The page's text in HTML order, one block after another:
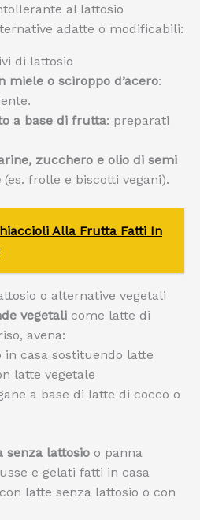
al lattosio
adatte o modificabili:
di lattosio
miele o sciroppo d’acero:
a base di frutta: preparati
zucchero e olio di semi
(es. frolle e biscotti vegani).
Alla Frutta Fatti In
o alternative vegetali
vegetali come latte di
avena:
in casa sostituendo latte
latte vegetale
a base di latte di cocco o
senza lattosio o panna
e gelati fatti in casa
latte senza lattosio o con